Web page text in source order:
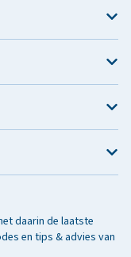
daarin de laatste
en tips & advies van